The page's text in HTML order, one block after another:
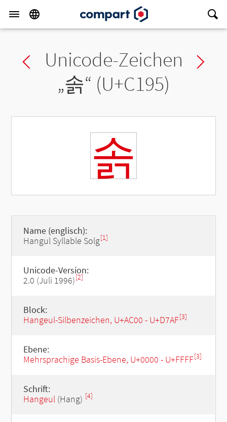
Previous char
Unicode-Zeichen
„솕“ (U+C195)
솕
Name (englisch):
Hangul Syllable Solg[1]
Unicode-Version:
2.0 (Juli 1996)[2]
Block:
Hangeul-Silbenzeichen, U+AC00 - U+D7AF[3]
Ebene:
Mehrsprachige Basis-Ebene, U+0000 - U+FFFF[3]
Schrift:
Hangeul(Hang) [4]